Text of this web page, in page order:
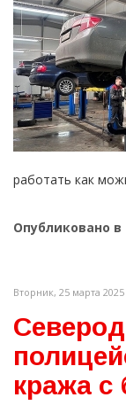
работать как
Опубликовано в
Вторник, 25 марта 2025
кража с